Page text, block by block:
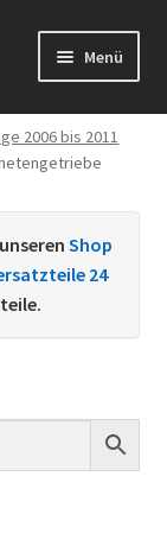
Menü
2006 bis 2011
Shop
24